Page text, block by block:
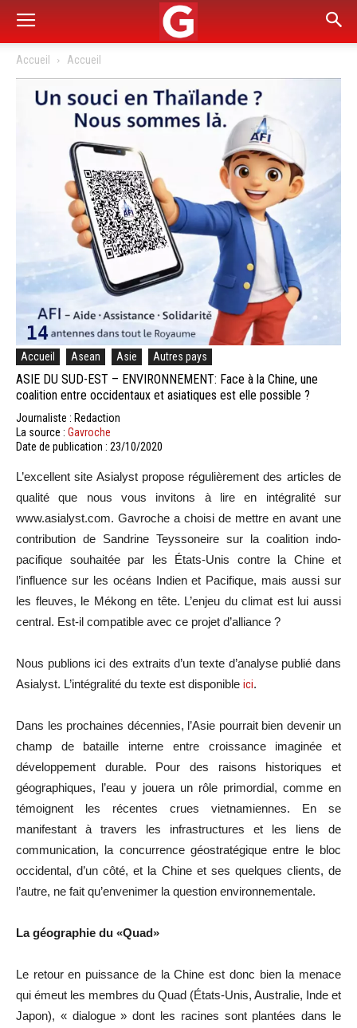
Accueil Accueil
Accueil Asean Asie Autres pays
ASIE DU SUD-EST – ENVIRONNEMENT: Face à la Chine, une
coalition entre occidentaux et asiatiques est elle possible ?
Journaliste : Redaction
La source : Gavroche
Date de publication : 23/10/2020
L’excellent site Asialyst propose régulièrement des articles de
qualité que nous vous invitons à lire en intégralité sur
www.asialyst.com. Gavroche a choisi de mettre en avant une
contribution de Sandrine Teyssoneire sur la coalition indo-
pacifique souhaitée par les États-Unis contre la Chine et
l’influence sur les océans Indien et Pacifique, mais aussi sur
les fleuves, le Mékong en tête. L’enjeu du climat est lui aussi
central. Est-il compatible avec ce projet d’alliance ?
Nous publions ici des extraits d’un texte d’analyse publié dans
Asialyst. L’intégralité du texte est disponible ici.
Dans les prochaines décennies, l’Asie pourrait bien devenir un
champ de bataille interne entre croissance imaginée et
développement durable. Pour des raisons historiques et
géographiques, l’eau y jouera un rôle primordial, comme en
témoignent les récentes crues vietnamiennes. En se
manifestant à travers les infrastructures et les liens de
communication, la concurrence géostratégique entre le bloc
occidental, d’un côté, et la Chine et ses quelques clients, de
l’autre, ne fait qu’envenimer la question environnementale.
La géographie du «Quad»
Le retour en puissance de la Chine est donc bien la menace
qui émeut les membres du Quad (États-Unis, Australie, Inde et
Japon), « dialogue » dont les racines sont plantées dans le